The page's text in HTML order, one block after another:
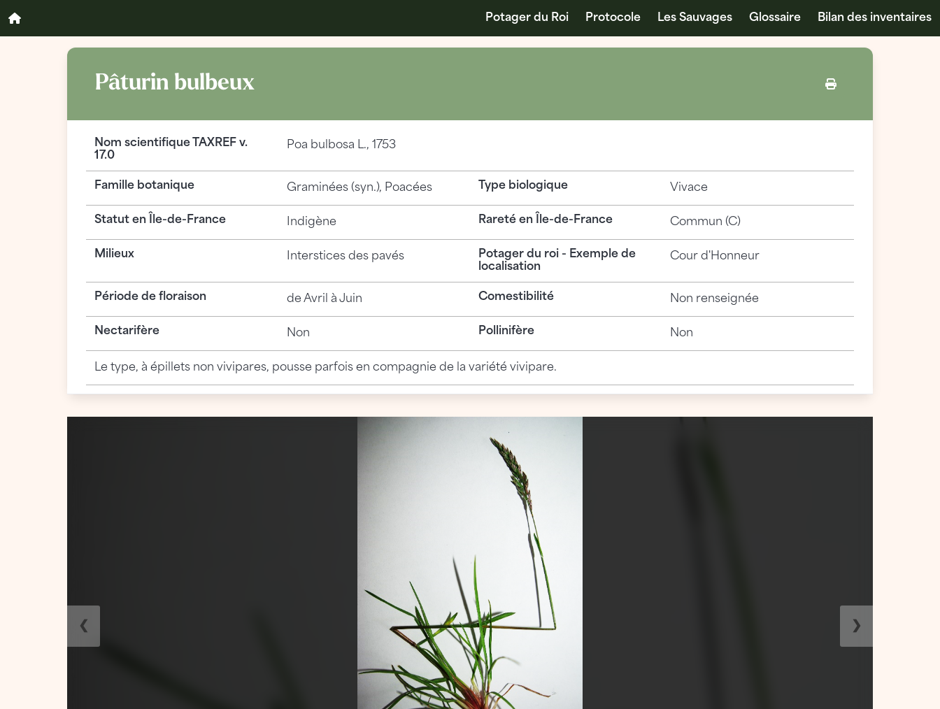
Potager du Roi Protocole Les Sauvages Glossaire Bilan des inventaires
Pâturin bulbeux
Nom scientifique TAXREF v.
17.0
Poa bulbosa L., 1753
Famille botanique Graminées (syn.), Poacées Type biologique Vivace
Statut en Île-de-France Indigène Rareté en Île-de-France Commun (C)
Milieux Interstices des pavés
Potager du roi - Exemple de
localisation
Cour d'Honneur
Période de floraison de Avril à Juin Comestibilité Non renseignée
Nectarifère Non Pollinifère Non
Le type, à épillets non vivipares, pousse parfois en compagnie de la variété vivipare.
❮ ❯